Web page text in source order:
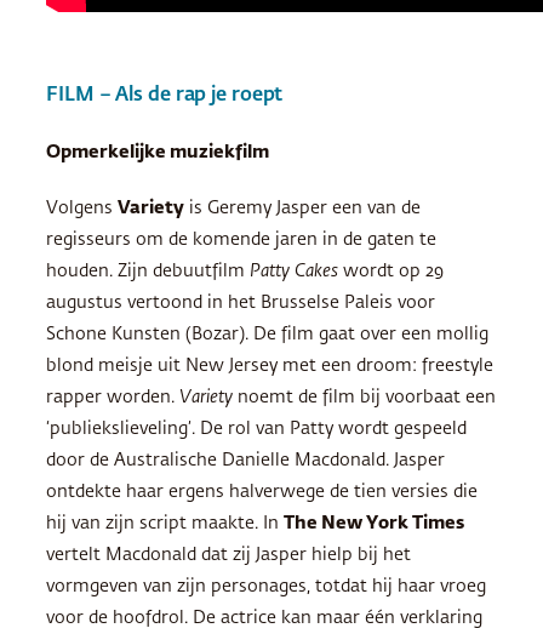
FILM – Als de rap je roept
Opmerkelijke muziekfilm
Volgens Variety is Geremy Jasper een van de
regisseurs om de komende jaren in de gaten te
houden. Zijn debuutfilm Patty Cakes wordt op 29
augustus vertoond in het Brusselse Paleis voor
Schone Kunsten (Bozar). De film gaat over een mollig
blond meisje uit New Jersey met een droom: freestyle
rapper worden. Variety noemt de film bij voorbaat een
‘publiekslieveling’. De rol van Patty wordt gespeeld
door de Australische Danielle Macdonald. Jasper
ontdekte haar ergens halverwege de tien versies die
hij van zijn script maakte. In The New York Times
vertelt Macdonald dat zij Jasper hielp bij het
vormgeven van zijn personages, totdat hij haar vroeg
voor de hoofdrol. De actrice kan maar één verklaring